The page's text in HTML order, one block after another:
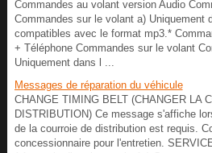
Commandes au volant version Audio
Commandes sur le volant a) Uniquement
compatibles avec le format mp3.*
+ Téléphone Commandes sur le volant
Uniquement dans l ...
Messages de réparation du véhicule
CHANGE TIMING BELT (CHANGER LA
DISTRIBUTION) Ce message s'affiche
de la courroie de distribution est requis.
concessionnaire pour l'entretien.